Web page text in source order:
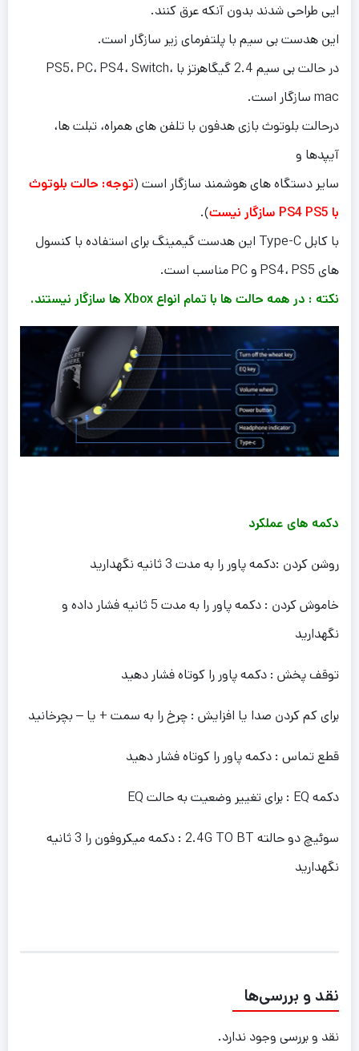
ایی طراحی شدند بدون آنکه عرق کنند.
این هدست بی سیم با پلتفرمای زیر سازگار است.
در حالت بی سیم 2.4 گیگاهرتز با PS5، PC، PS4، Switch،
mac سازگار است.
درحالت بلوتوث بازی هدفون با تلفن های همراه، تبلت ها،
آیپدها و
سایر دستگاه های هوشمند سازگار است (توجه: حالت بلوتوث
با PS4 PS5 سازگار نیست
).
با کابل Type-C این هدست گیمینگ برای استفاده با کنسول
های PS4، PS5 و PC مناسب است.
نکته : در همه حالت ها با تمام انواع Xbox ها سازگار نیستند.
دکمه های عملکرد
روشن کردن :دکمه پاور را به مدت 3 ثانیه نگهدارید
خاموش کردن : دکمه پاور را به مدت 5 ثانیه فشار داده و
نگهدارید
توقف پخش : دکمه پاور را کوتاه فشار دهید
برای کم کردن صدا یا افزایش : چرخ را به سمت + یا – بچرخانید
قطع تماس : دکمه پاور را کوتاه فشار دهید
دکمه EQ : برای تغییر وضعیت به حالت EQ
سوئیچ دو حالته 2.4G TO BT : دکمه میکروفون را 3 ثانیه
نگهدارید
نقد و بررسی‌ها
نقد و بررسی وجود ندارد.